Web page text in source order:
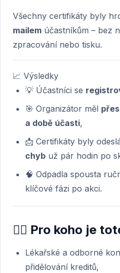
Všechny certifikáty byly
mailem účastníkům – bez
zpracování nebo tisku.
📈 Výsledky
💡 Účastníci se
🎯 Organizátor měl
a době účasti,
📩 Certifikáty byly
chyb už pár hodin po
🧠 Odpadla spousta
klíčové fázi po akci.
🧑‍⚕️ Pro koho je
Lékařské a odborné
přidělování kreditů,